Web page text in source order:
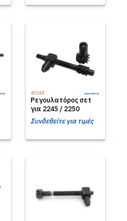
Ρεγουλατόρος σετ
για 2245 / 2250
Συνδεθείτε για τιμές